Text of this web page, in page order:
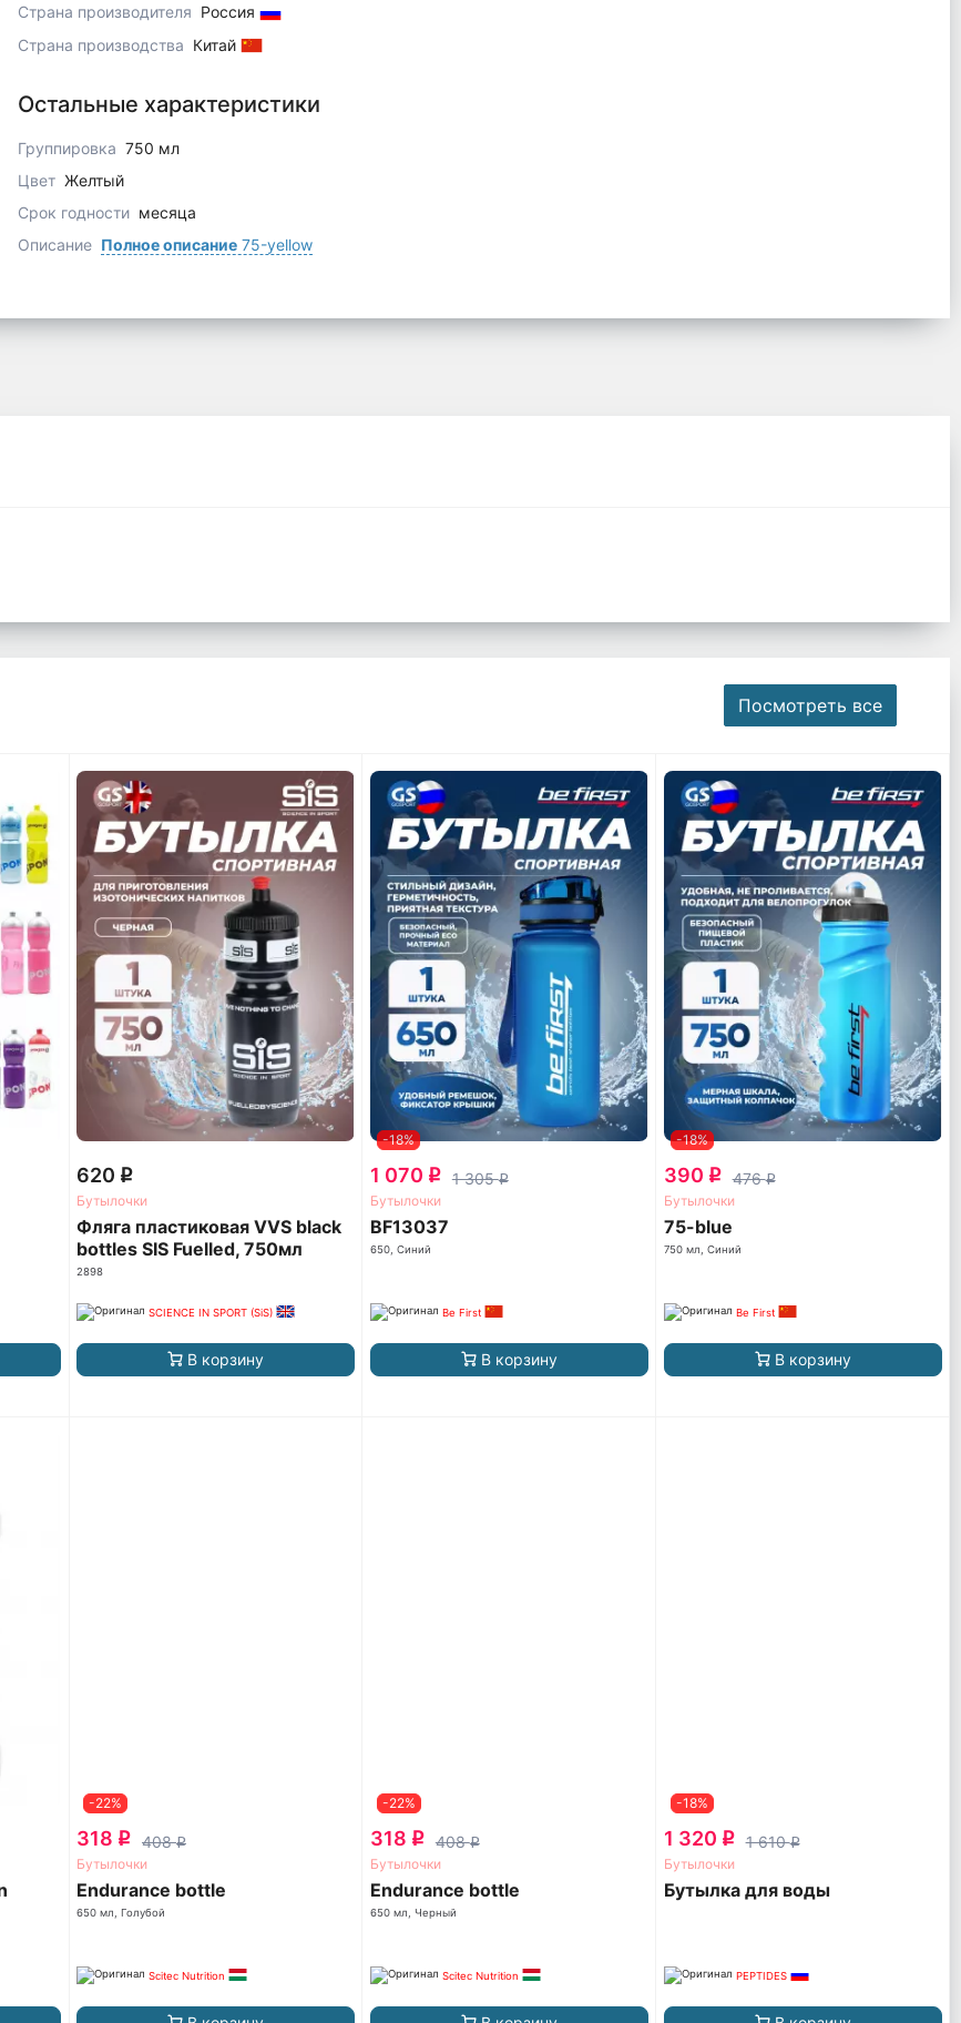
Страна производителя Россия
Страна производства Китай
Остальные характеристики
Группировка 750 мл
Цвет Желтый
Срок годности месяца
Описание Полное описание75-yellow
Посмотреть все
620 q
Бутылочки
Фляга пластиковая VVS black
bottles SIS Fuelled, 750мл
2898
SCIENCE IN SPORT (SiS)
В корзину
-18%
1 070 q 1 305q
Бутылочки
BF13037
650, Синий
Be First
В корзину
-18%
390 q 476q
Бутылочки
75-blue
750 мл, Синий
Be First
В корзину
-22%
318 q 408q
Бутылочки
Endurance bottle
650 мл, Голубой
Scitec Nutrition
-22%
318 q 408q
Бутылочки
Endurance bottle
650 мл, Черный
Scitec Nutrition
-18%
1 320 q 1 610q
Бутылочки
Бутылка для воды
PEPTIDES